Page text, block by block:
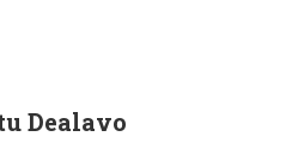
Dealavo